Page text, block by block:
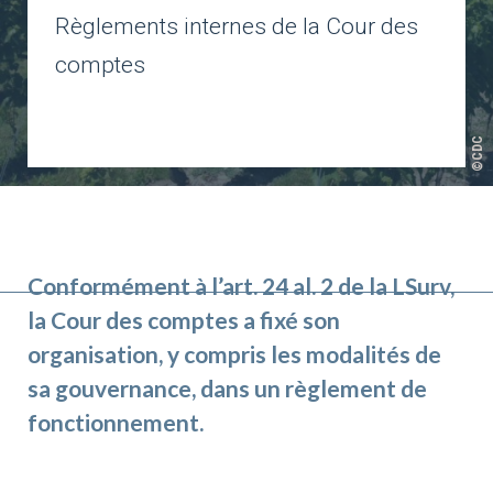
©CDC
Règlements internes de la Cour des
comptes
Conformément à l’art. 24 al. 2 de la LSurv,
la Cour des comptes a fixé son
organisation, y compris les modalités de
sa gouvernance, dans un règlement de
fonctionnement.